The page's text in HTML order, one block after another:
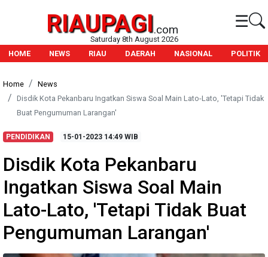
RIAUPAGI.com ☰
Saturday 8th August 2026
HOME
NEWS RIAU DAERAH NASIONAL POLITIK
Home
News
Disdik Kota Pekanbaru Ingatkan Siswa Soal Main Lato-Lato, 'Tetapi Tidak
Buat Pengumuman Larangan'
PENDIDIKAN 15-01-2023 14:49 WIB
Disdik Kota Pekanbaru
Ingatkan Siswa Soal Main
Lato-Lato, 'Tetapi Tidak Buat
Pengumuman Larangan'